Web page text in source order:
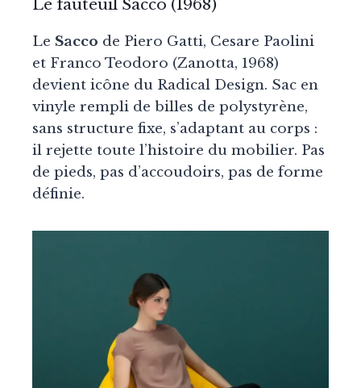
Le fauteuil Sacco (1968)
Le Sacco de Piero Gatti, Cesare Paolini
et Franco Teodoro (Zanotta, 1968)
devient icône du Radical Design. Sac en
vinyle rempli de billes de polystyrène,
sans structure fixe, s’adaptant au corps :
il rejette toute l’histoire du mobilier. Pas
de pieds, pas d’accoudoirs, pas de forme
définie.